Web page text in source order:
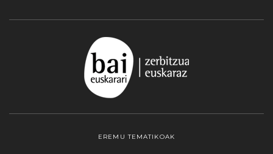
EREMU TEMATIKOAK